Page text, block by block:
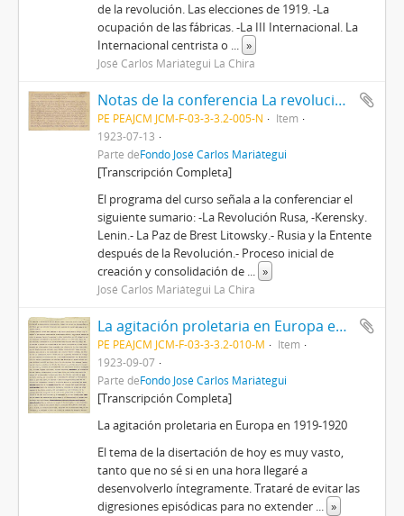
de la revolución. Las elecciones de 1919. -La
ocupación de las fábricas. -La III Internacional. La
Internacional centrista o ... »
José Carlos Mariátegui La Chira
Notas de la conferencia La revolución rusa
PE PEAJCM JCM-F-03-3-3.2-005-N
Item
1923-07-13
Parte deFondo José Carlos Mariátegui
[Transcripción Completa]
El programa del curso señala a la conferenciar el
siguiente sumario: -La Revolución Rusa, -Kerensky.
Lenin.- La Paz de Brest Litowsky.- Rusia y la Entente
después de la Revolución.- Proceso inicial de
creación y consolidación de ... »
José Carlos Mariátegui La Chira
La agitación proletaria en Europa en 1919-1920 [Manuscrito]
PE PEAJCM JCM-F-03-3-3.2-010-M
Item
1923-09-07
Parte deFondo José Carlos Mariátegui
[Transcripción Completa]
La agitación proletaria en Europa en 1919-1920
El tema de la disertación de hoy es muy vasto,
tanto que no sé si en una hora llegaré a
desenvolverlo íntegramente. Trataré de evitar las
digresiones episódicas para no extender ... »